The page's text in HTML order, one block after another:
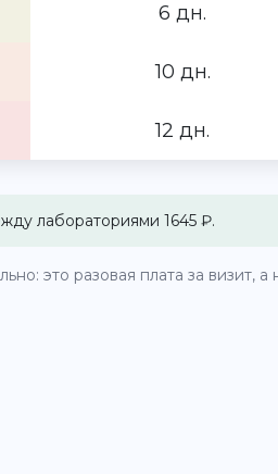
6 дн.
10 дн.
12 дн.
лабораториями 1645 ₽.
это разовая плата за визит, а